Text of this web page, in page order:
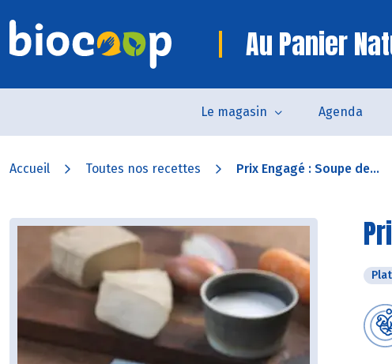
Au Panier
Le magasin Agenda
Accueil Toutes nos recettes Prix Engagé : Soupe de...